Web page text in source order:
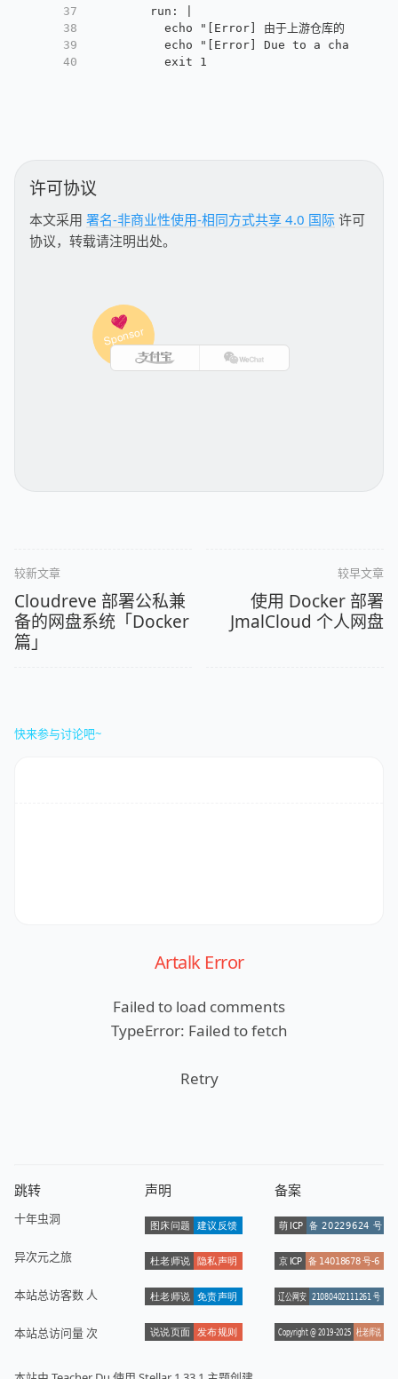
37
38
39
40
        run: |
echo "[Error] 由于上游仓库的
echo "[Error] Due to a change
          exit 1
许可协议
本文采用 署名-非商业性使用-相同方式共享 4.0 国际 许可
协议，转载请注明出处。
较新文章
Cloudreve 部署公私兼
备的网盘系统「Docker
篇」
较早文章
使用 Docker 部署
JmalCloud 个人网盘
快来参与讨论吧~
Artalk Error
Failed to load comments
TypeError: Failed to fetch
Retry
跳转
十年虫洞
异次元之旅
本站总访客数 人
本站总访问量次
声明 备案